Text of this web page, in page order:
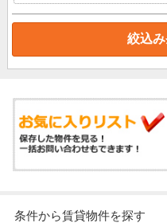
条件から賃貸物件を探す